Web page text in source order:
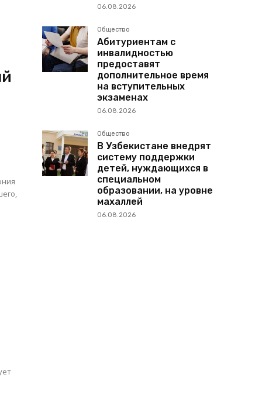
06.08.2026
Общество
Абитуриентам с
инвалидностью
предоставят
дополнительное время
на вступительных
экзаменах
06.08.2026
Общество
В Узбекистане внедрят
систему поддержки
детей, нуждающихся в
специальном
образовании, на уровне
махаллей
06.08.2026